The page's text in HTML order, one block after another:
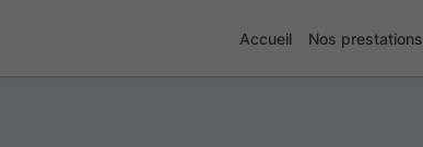
Accueil Nos prestations